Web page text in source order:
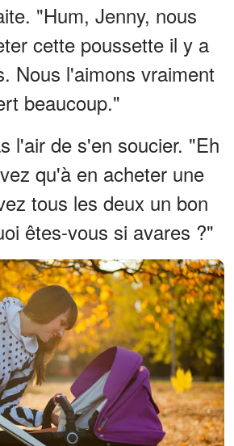
"Hum, Jenny, nous
cette poussette il y a
Nous l'aimons vraiment
beaucoup."
l'air de s'en soucier. "Eh
qu'à en acheter une
tous les deux un bon
êtes-vous si avares ?"